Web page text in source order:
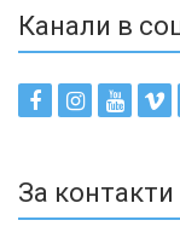
Канали в
За контакти